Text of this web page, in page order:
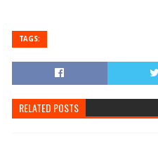
TAGS:
RELATED POSTS